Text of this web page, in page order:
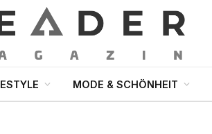
MODE & SCHÖNHEIT